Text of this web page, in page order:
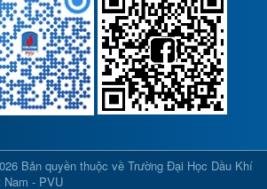
Bản quyền thuộc về Trường Đại Học Dầu Khí
Nam - PVU